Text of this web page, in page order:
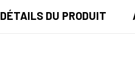
DÉTAILS DU PRODUIT